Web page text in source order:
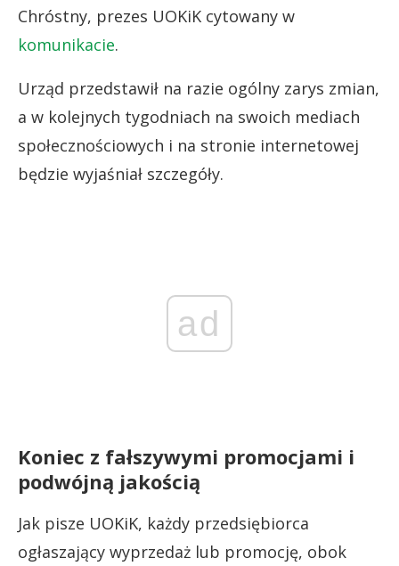
Chróstny, prezes UOKiK cytowany w
komunikacie.
Urząd przedstawił na razie ogólny zarys zmian,
a w kolejnych tygodniach na swoich mediach
społecznościowych i na stronie internetowej
będzie wyjaśniał szczegóły.
ad
Koniec z fałszywymi promocjami i
podwójną jakością
Jak pisze UOKiK, każdy przedsiębiorca
ogłaszający wyprzedaż lub promocję, obok